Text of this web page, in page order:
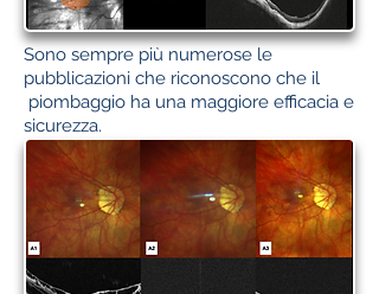
Sono sempre più numerose le
pubblicazioni che riconoscono che il
piombaggio ha una maggiore efficacia e
sicurezza.